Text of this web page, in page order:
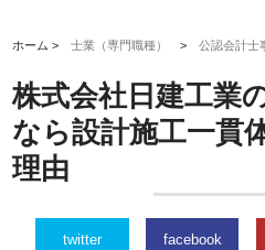
ホーム >士業（専門職種） >公認会計士
株式会社日建工業
なら設計施工一貫
理由
twitter facebook